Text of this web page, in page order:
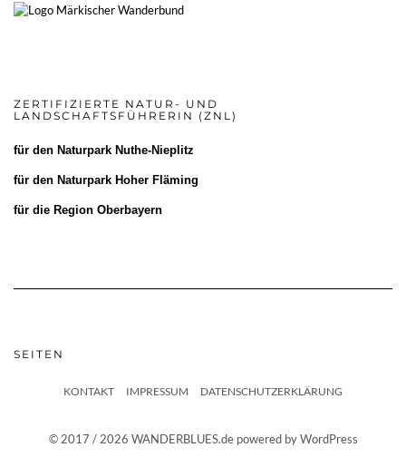
ZERTIFIZIERTE NATUR- UND
LANDSCHAFTSFÜHRERIN (ZNL)
für den Naturpark Nuthe-Nieplitz
für den Naturpark Hoher Fläming
für die Region Oberbayern
SEITEN
KONTAKT IMPRESSUM DATENSCHUTZERKLÄRUNG
© 2017 / 2026 WANDERBLUES.de powered by WordPress